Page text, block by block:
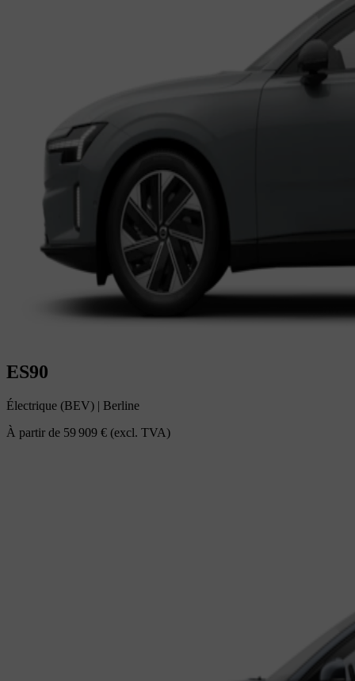
ES90
Électrique (BEV) | Berline
À partir de 59 909 € (excl. TVA)